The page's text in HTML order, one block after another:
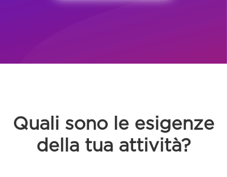
Quali sono le esigenze
della tua attività?